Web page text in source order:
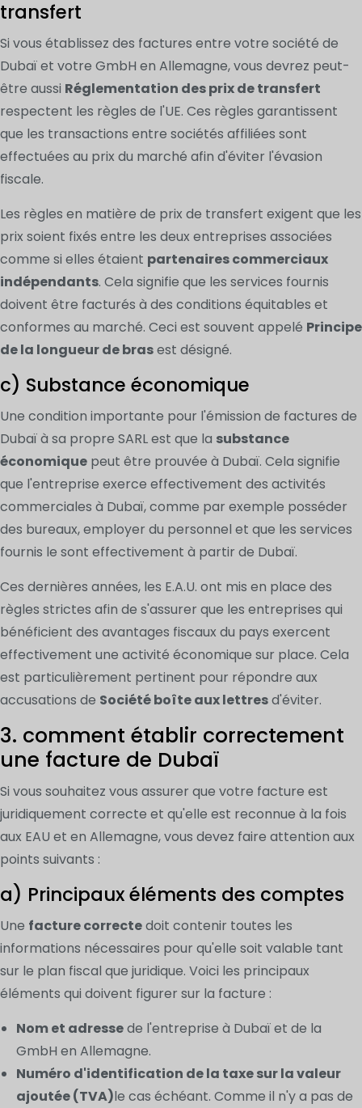
transfert
Si vous établissez des factures entre votre société de
Dubaï et votre GmbH en Allemagne, vous devrez peut-
être aussi Réglementation des prix de transfert
respectent les règles de l'UE. Ces règles garantissent
que les transactions entre sociétés affiliées sont
effectuées au prix du marché afin d'éviter l'évasion
fiscale.
Les règles en matière de prix de transfert exigent que les
prix soient fixés entre les deux entreprises associées
comme si elles étaient partenaires commerciaux
indépendants. Cela signifie que les services fournis
doivent être facturés à des conditions équitables et
conformes au marché. Ceci est souvent appelé Principe
de la longueur de brasest désigné.
c) Substance économique
Une condition importante pour l'émission de factures de
Dubaï à sa propre SARL est que la substance
économique peut être prouvée à Dubaï. Cela signifie
que l'entreprise exerce effectivement des activités
commerciales à Dubaï, comme par exemple posséder
des bureaux, employer du personnel et que les services
fournis le sont effectivement à partir de Dubaï.
Ces dernières années, les E.A.U. ont mis en place des
règles strictes afin de s'assurer que les entreprises qui
bénéficient des avantages fiscaux du pays exercent
effectivement une activité économique sur place. Cela
est particulièrement pertinent pour répondre aux
accusations de Société boîte aux lettresd'éviter.
3. comment établir correctement
une facture de Dubaï
Si vous souhaitez vous assurer que votre facture est
juridiquement correcte et qu'elle est reconnue à la fois
aux EAU et en Allemagne, vous devez faire attention aux
points suivants :
a) Principaux éléments des comptes
Une facture correctedoit contenir toutes les
informations nécessaires pour qu'elle soit valable tant
sur le plan fiscal que juridique. Voici les principaux
éléments qui doivent figurer sur la facture :
Nom et adressede l'entreprise à Dubaï et de la
GmbH en Allemagne.
Numéro d'identification de la taxe sur la valeur
ajoutée (TVA)le cas échéant. Comme il n'y a pas de